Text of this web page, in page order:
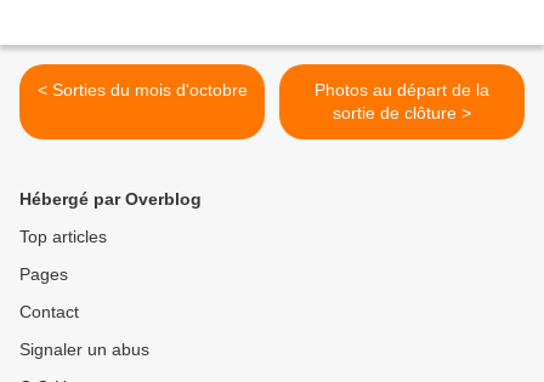
< Sorties du mois d'octobre
Photos au départ de la
sortie de clôture >
Hébergé par Overblog
Top articles
Pages
Contact
Signaler un abus